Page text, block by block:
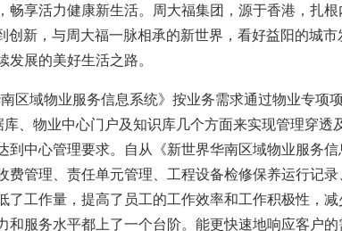
享活力健康新生活。周大福集团，源于香港，扎
新，与周大福一脉相承的新世界，看好益阳的城
展的美好生活之路。
区域物业服务信息系统》按业务需求通过物业专项
、物业中心门户及知识库几个方面来实现管理穿透
中心管理要求。自从《新世界华南区域物业服务
管理、责任单元管理、工程设备检修保养运行记
了工作量，提高了员工的工作效率和工作积极性，
和服务水平都上了一个台阶。能更快速地响应客户